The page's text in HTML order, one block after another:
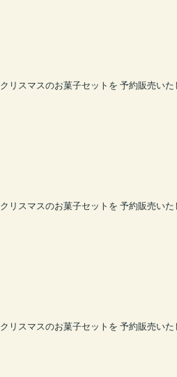
クリスマスのお菓子セットを 予約販売い
クリスマスのお菓子セットを 予約販売い
クリスマスのお菓子セットを 予約販売い